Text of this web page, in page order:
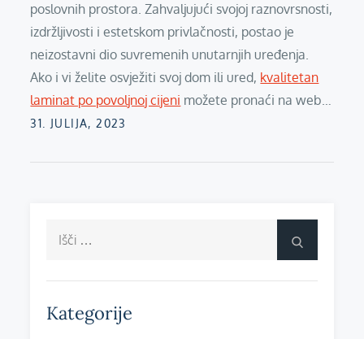
poslovnih prostora. Zahvaljujući svojoj raznovrsnosti,
izdržljivosti i estetskom privlačnosti, postao je
neizostavni dio suvremenih unutarnjih uređenja.
Ako i vi želite osvježiti svoj dom ili ured, kvalitetan
laminat po povoljnoj cijeni možete pronaći na web…
Posted
31. JULIJA, 2023
Išči:
Kategorije